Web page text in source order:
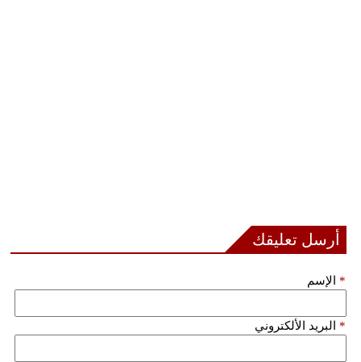
أرسل تعليقك
الإسم *
البريد الألكتروني *